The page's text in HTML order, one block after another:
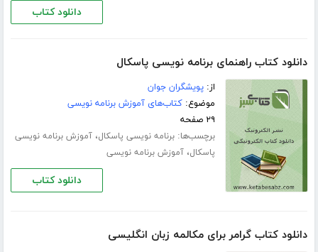
دانلود کتاب
دانلود کتاب راهنمای برنامه نویسی پاسکال
از:پویشگران جوان
موضوع:کتاب‌های آموزش برنامه نویسی
۲۹ صفحه
برچسب‌ها:برنامه نویسی پاسکال،آموزش برنامه نویسی
پاسکال،آموزش برنامه نویسی
دانلود کتاب
دانلود کتاب گرامر برای مکالمه زبان انگلیسی